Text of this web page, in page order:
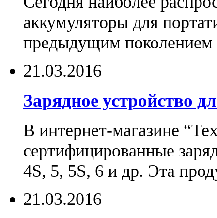
аккумуляторы для
предыдущим поколением
21.03.2016
Зарядное устройство
В интернет-магазине
сертифицированные
4S, 5, 5S, 6 и др. Эта
21.03.2016